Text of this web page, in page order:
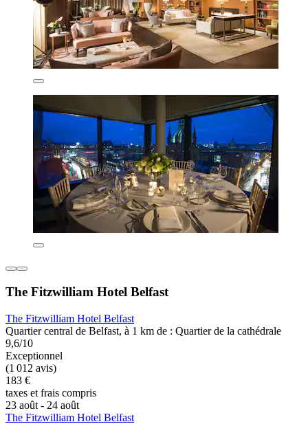
The Fitzwilliam Hotel Belfast
The Fitzwilliam Hotel Belfast
Quartier central de Belfast, à 1 km de : Quartier de la cathédrale
9,6/10
Exceptionnel
(1 012 avis)
183 €
taxes et frais compris
23 août - 24 août
The Fitzwilliam Hotel Belfast